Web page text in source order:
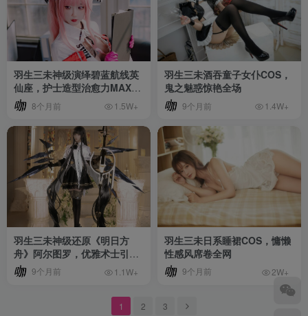
羽生三未神级演绎碧蓝航线英
仙座，护士造型治愈力MAX引
爆全网！
8个月前 1.5W+
羽生三未酒吞童子女仆COS，
鬼之魅惑惊艳全场
9个月前 1.4W+
羽生三未神级还原《明日方
舟》阿尔图罗，优雅术士引爆
视觉盛宴！
9个月前 1.1W+
羽生三未日系睡裙COS，慵懒
性感风席卷全网
9个月前 2W+
1 2 3